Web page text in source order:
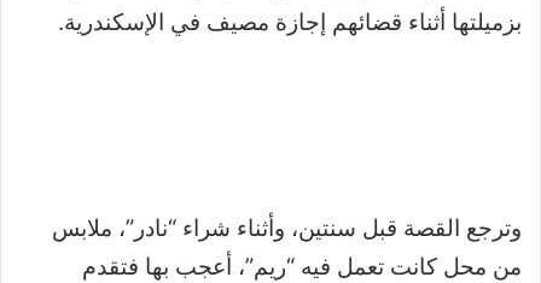
بزميلتها أثناء قضائهم إجازة مصيف في الإسكندرية.
وترجع القصة قبل سنتين، وأثناء شراء “نادر”، ملابس
من محل كانت تعمل فيه “ريم”، أعجب بها فتقدم